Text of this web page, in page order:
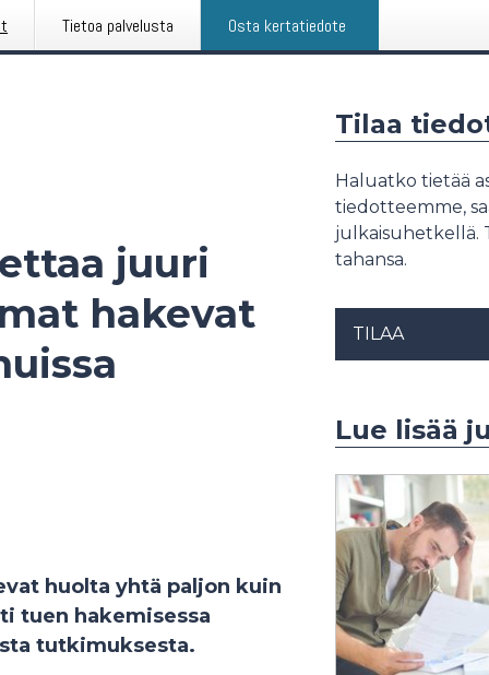
Tietoa palvelusta Osta kertatiedote
juuri
hakevat
huolta yhtä paljon kuin
tuen hakemisessa
tutkimuksesta.
Tilaa
Haluatko tietää
tiedotteemme,
julkaisuhetkellä.
tahansa.
TILAA
Lue lisää